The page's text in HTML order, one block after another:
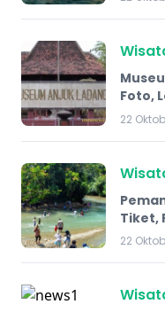
Foto,
22
Tiket,
22